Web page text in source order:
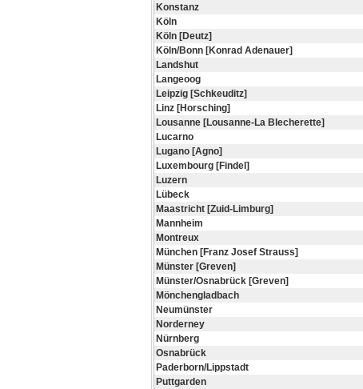
Konstanz
Köln
Köln [Deutz]
Köln/Bonn [Konrad Adenauer]
Landshut
Langeoog
Leipzig [Schkeuditz]
Linz [Horsching]
Lousanne [Lousanne-La Blecherette]
Lucarno
Lugano [Agno]
Luxembourg [Findel]
Luzern
Lübeck
Maastricht [Zuid-Limburg]
Mannheim
Montreux
München [Franz Josef Strauss]
Münster [Greven]
Münster/Osnabrück [Greven]
Mönchengladbach
Neumünster
Norderney
Nürnberg
Osnabrück
Paderborn/Lippstadt
Puttgarden